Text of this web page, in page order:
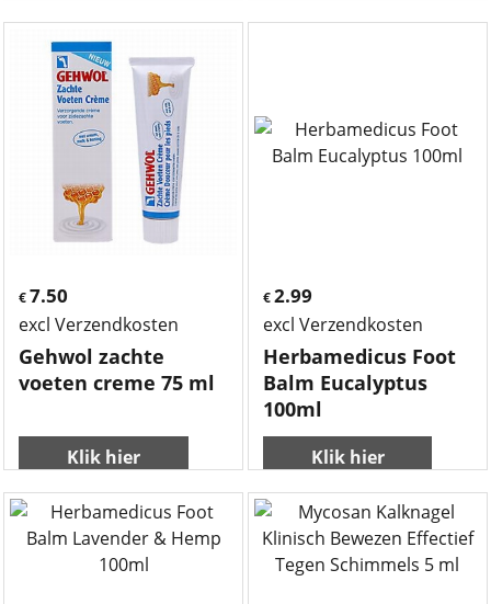
€ 7.50
excl Verzendkosten
Gehwol zachte
voeten creme 75 ml
Klik hier
€2.99
excl Verzendkosten
Herbamedicus Foot
Balm Eucalyptus
100ml
Klik hier